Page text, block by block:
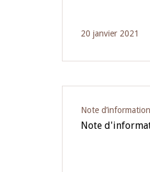
20 janvier 2021
Note d’information
Note